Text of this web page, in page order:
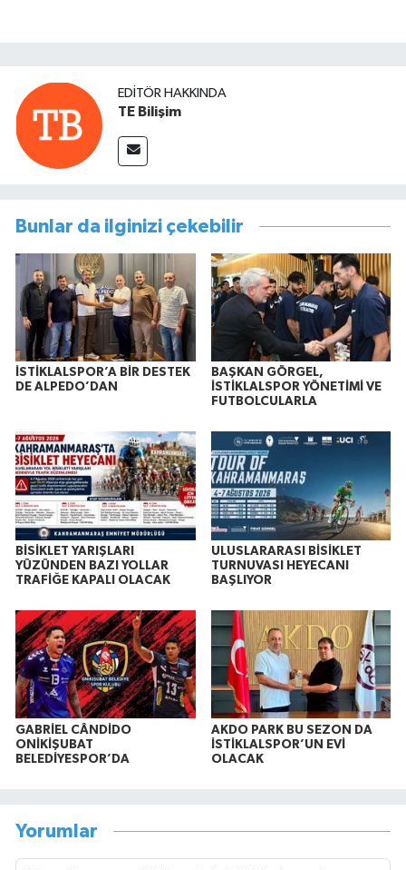
EDITÖR HAKKINDA
TE Bilişim
Bunlar da ilginizi çekebilir
İSTİKLALSPOR’A BİR DESTEK
DE ALPEDO’DAN
BAŞKAN GÖRGEL,
İSTİKLALSPOR YÖNETİMİ VE
FUTBOLCULARLA
BİSİKLET YARIŞLARI
YÜZÜNDEN BAZI YOLLAR
TRAFİĞE KAPALI OLACAK
ULUSLARARASI BİSİKLET
TURNUVASI HEYECANI
BAŞLIYOR
GABRİEL CÂNDİDO
ONİKİŞUBAT
BELEDİYESPOR’DA
AKDO PARK BU SEZON DA
İSTİKLALSPOR’UN EVİ
OLACAK
Yorumlar